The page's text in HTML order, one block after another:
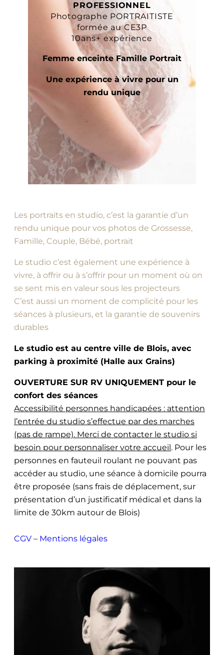
PROFESSIONNEL
Photographe PORTRAITISTE
formée au CE3P
10ans+ expérience
Femme enceinte Famille Portrait
Une expérience à vivre pour un
rendu unique
Les portraits en studio, c’est la garantie d’un
rendu unique pour vos photos de Grossesse,
Famille, Couple, Bébé, portrait
Le studio c’est également une expérience à
vivre, à offrir ou à s’offrir pour un moment où on
se sent mis en valeur sous les projecteurs
C’est aussi un moment de complicité pour les
séances à plusieurs, et la garantie de souvenirs
durables
Le studio est au centre ville de Blois, avec
parking à proximité (Halle aux Grains)
OUVERTURE SUR RV UNIQUEMENT pour le
confort des séances
Accessibilité personnes handicapées : attention
l’entrée du studio s’effectue par des marches
(pas de rampe). Merci de contacter le studio si
besoin pour personnaliser votre accueil. Pour les
personnes en fauteuil roulant ne pouvant pas
accéder au studio, une séance à domicile pourra
être proposée (sans frais de déplacement, sur
présentation d’un justificatif médical et dans la
limite de 30km autour de Blois)
CGV – Mentions légales